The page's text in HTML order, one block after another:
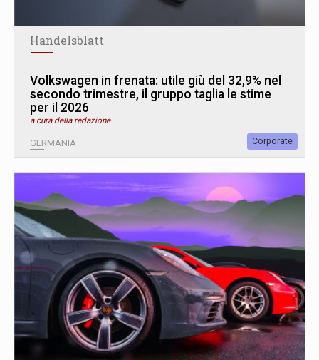
Handelsblatt
Volkswagen in frenata: utile giù del 32,9% nel
secondo trimestre, il gruppo taglia le stime
per il 2026
a cura della redazione
GERMANIA Corporate